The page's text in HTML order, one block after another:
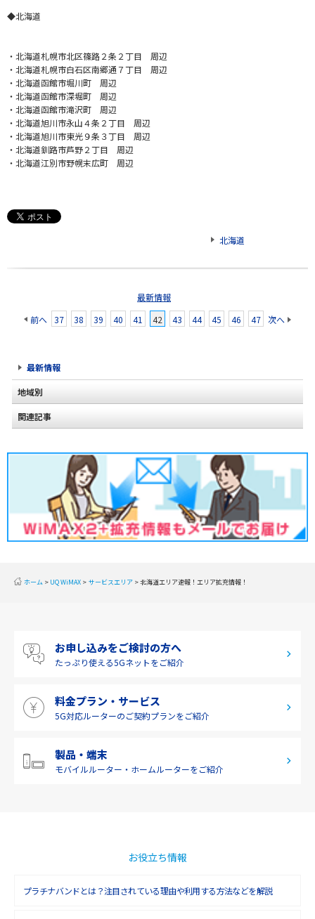
◆北海道
・北海道札幌市北区篠路２条２丁目 周辺
・北海道札幌市白石区南郷通７丁目 周辺
・北海道函館市堀川町 周辺
・北海道函館市深堀町 周辺
・北海道函館市滝沢町 周辺
・北海道旭川市永山４条２丁目 周辺
・北海道旭川市東光９条３丁目 周辺
・北海道釧路市芦野２丁目 周辺
・北海道江別市野幌末広町 周辺
北海道
最新情報
前へ 37 38 39 40 41 42 43 44 45 46 47 次へ
最新情報
地域別
北海道
甲信越
北陸
九州・沖縄
関連記事
ホーム UQ WiMAX サービスエリア 北海道エリア速報！エリア拡充情報！
お申し込みをご検討の方へ
たっぷり使える5Gネットをご紹介
料金プラン・サービス
5G対応ルーターのご契約プランをご紹介
製品・端末
モバイルルーター・ ホームルーターをご紹介
お役立ち情報
プラチナバンドとは？注目されている理由や利用する方法などを解説